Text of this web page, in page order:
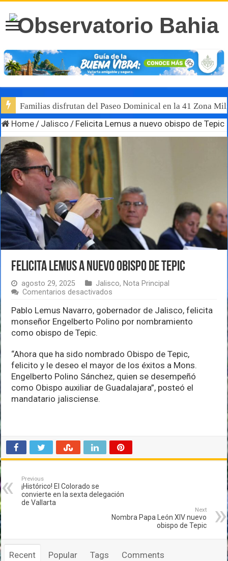
Familias disfrutan del Paseo Dominical en la 41 Zona
Home / Jalisco / Felicita Lemus a nuevo obispo de Tepic
Felicita Lemus a nuevo obispo de Tepic
agosto 29, 2025 Jalisco, Nota Principal
Comentarios desactivados
Lemus
nuevo
Tepic
Pablo Lemus Navarro, gobernador de Jalisco, felicita
monseñor Engelberto Polino por nombramiento
como obispo de Tepic.
“Ahora que ha sido nombrado Obispo de Tepic,
felicito y le deseo el mayor de los éxitos a Mons.
Engelberto Polino Sánchez, quien se desempeñó
como Obispo auxiliar de Guadalajara”, posteó el
mandatario jalisciense.
Previous
¡Histórico! El Colorado se
convierte en la sexta delegación
de Vallarta
Next
Nombra Papa León XIV nuevo
obispo de Tepic
Recent Popular Tags Comments